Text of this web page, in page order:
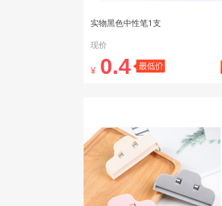
实物黑色中性笔1支
现价
¥ 0.4